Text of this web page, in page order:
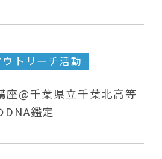
ウトリーチ活動
座@千葉県立千葉北高等
鑑定